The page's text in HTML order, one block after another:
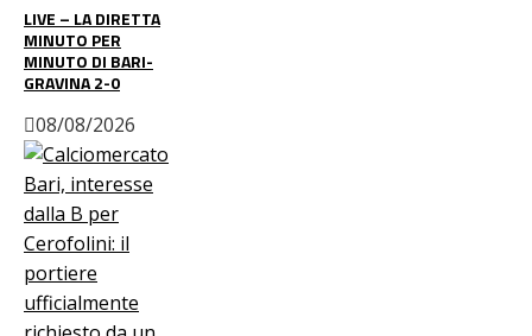
LIVE – LA DIRETTA
MINUTO PER
MINUTO DI BARI-
GRAVINA 2-0
08/08/2026